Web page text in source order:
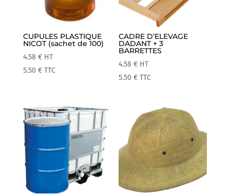
CUPULES PLASTIQUE
NICOT (sachet de 100)
4.58 € HT
5.50 € TTC
CADRE D’ELEVAGE
DADANT + 3
BARRETTES
4.58€ HT
5.50€ TTC